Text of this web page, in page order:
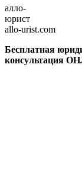
алло-
юрист
allo-urist.com
Бесплатная
консультация